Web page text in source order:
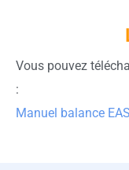
Vous pouvez
:
Manuel balance